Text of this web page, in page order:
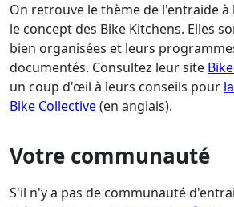
On retrouve le thème de l'entraide
le concept des Bike Kitchens. Elles
bien organisées et leurs
documentés. Consultez leur site
un coup d'œil à leurs conseils pour
Bike Collective(en anglais).
Votre communauté
S'il n'y a pas de communauté